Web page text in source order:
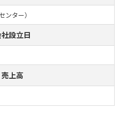
ンター）
設立日
売上高